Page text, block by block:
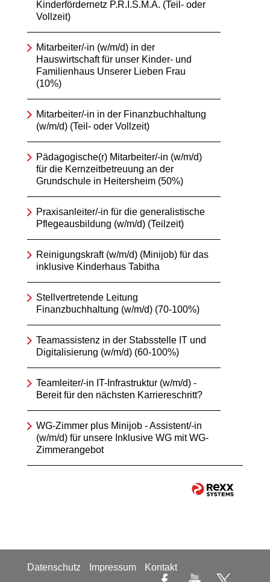
Kinderfördernetz P.R.I.S.M.A. (Teil- oder
Vollzeit)
Mitarbeiter/-in (w/m/d) in der
Hauswirtschaft für unser Kinder- und
Familienhaus Unserer Lieben Frau
(10%)
Mitarbeiter/-in in der Finanzbuchhaltung
(w/m/d) (Teil- oder Vollzeit)
Pädagogische(r) Mitarbeiter/-in (w/m/d)
für die Kernzeitbetreuung an der
Grundschule in Heitersheim (50%)
Praxisanleiter/-in für die generalistische
Pflegeausbildung (w/m/d) (Teilzeit)
Reinigungskraft (w/m/d) (Minijob) für das
inklusive Kinderhaus Tabitha
Stellvertretende Leitung
Finanzbuchhaltung (w/m/d) (70-100%)
Teamassistenz in der Stabsstelle IT und
Digitalisierung (w/m/d) (60-100%)
Teamleiter/-in IT-Infrastruktur (w/m/d) -
Bereit für den nächsten Karriereschritt?
WG-Zimmer plus Minijob - Assistent/-in
(w/m/d) für unsere Inklusive WG mit WG-
Zimmerangebot
Datenschutz Impressum Kontakt